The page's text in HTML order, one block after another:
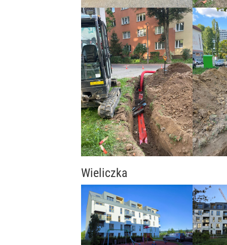
Wieliczka